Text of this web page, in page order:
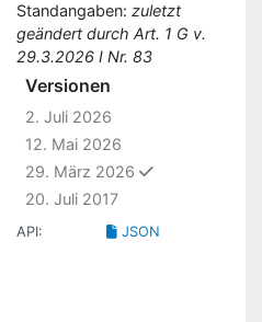
Standangaben: zuletzt
geändert durch Art. 1 G v.
29.3.2026 I Nr. 83
Versionen
2. Juli 2026
12. Mai 2026
29. März 2026
ausgewählt
20. Juli 2017
API: JSON